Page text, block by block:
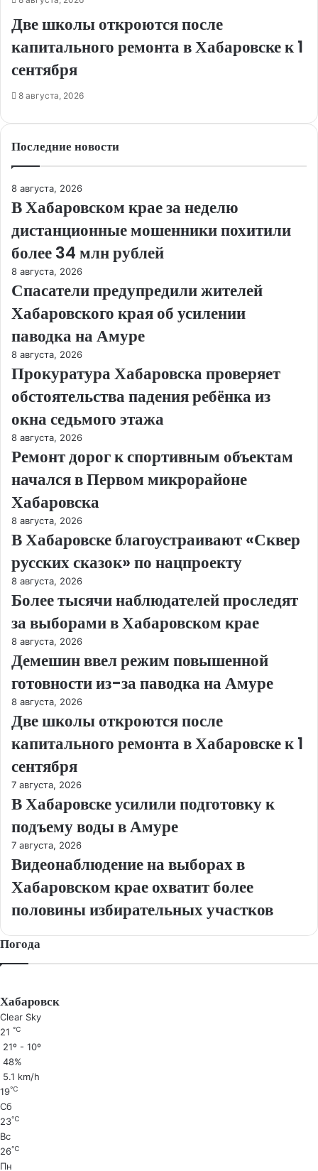
Две школы откроются после
капитального ремонта в Хабаровске к 1
сентября
8 августа, 2026
Последние новости
8 августа, 2026
В Хабаровском крае за неделю
дистанционные мошенники похитили
более 34 млн рублей
8 августа, 2026
Спасатели предупредили жителей
Хабаровского края об усилении
паводка на Амуре
8 августа, 2026
Прокуратура Хабаровска проверяет
обстоятельства падения ребёнка из
окна седьмого этажа
8 августа, 2026
Ремонт дорог к спортивным объектам
начался в Первом микрорайоне
Хабаровска
8 августа, 2026
В Хабаровске благоустраивают «Сквер
русских сказок» по нацпроекту
8 августа, 2026
Более тысячи наблюдателей проследят
за выборами в Хабаровском крае
8 августа, 2026
Демешин ввел режим повышенной
готовности из-за паводка на Амуре
8 августа, 2026
Две школы откроются после
капитального ремонта в Хабаровске к 1
сентября
7 августа, 2026
В Хабаровске усилили подготовку к
подъему воды в Амуре
7 августа, 2026
Видеонаблюдение на выборах в
Хабаровском крае охватит более
половины избирательных участков
Погода
Хабаровск
Clear Sky
21 ℃
21º - 10º
48%
5.1 km/h
19℃
Сб
23℃
Вс
26℃
Пн